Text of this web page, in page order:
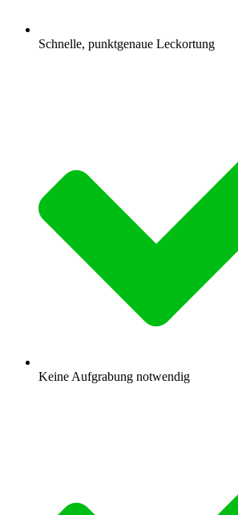
Schnelle, punktgenaue Leckortung
Keine Aufgrabung notwendig